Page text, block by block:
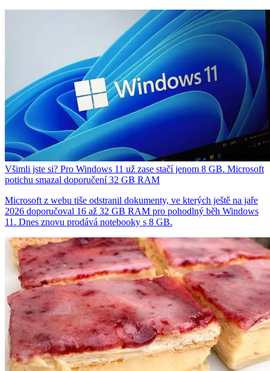
Všimli jste si? Pro Windows 11 už zase stačí jenom 8 GB. Microsoft
potichu smazal doporučení 32 GB RAM
Microsoft z webu tiše odstranil dokumenty, ve kterých ještě na jaře
2026 doporučoval 16 až 32 GB RAM pro pohodlný běh Windows
11. Dnes znovu prodává notebooky s 8 GB.